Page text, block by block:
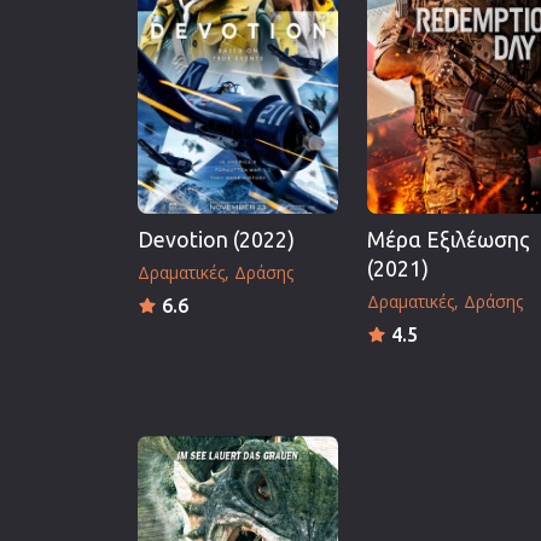
Επιστημονικής Φαντασίας
Εποχής
Ερωτικές
Ευρωπαικός
Θρησκευτικές
Θρίλερ
Ιστορικές
Καταστροφής
Κλασσικές
Devotion (2022)
Δραματικές Δράσης
6.6
Μέρα Εξιλέωσης
(2021)
Δραματικές Δράσης
4.5